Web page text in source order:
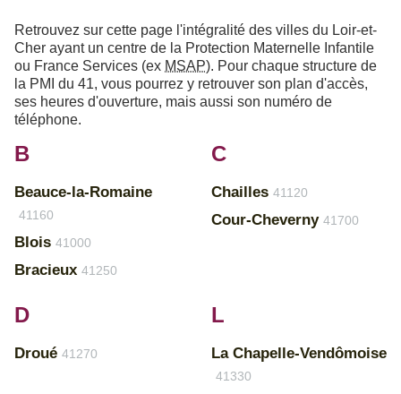
Retrouvez sur cette page l'intégralité des villes du Loir-et-
Cher ayant un centre de la Protection Maternelle Infantile
ou France Services (ex MSAP). Pour chaque structure de
la PMI du 41, vous pourrez y retrouver son plan d'accès,
ses heures d'ouverture, mais aussi son numéro de
téléphone.
B
Beauce-la-Romaine
41160
Blois 41000
Bracieux 41250
C
Chailles 41120
Cour-Cheverny 41700
D
Droué 41270
L
La Chapelle-Vendômoise
41330